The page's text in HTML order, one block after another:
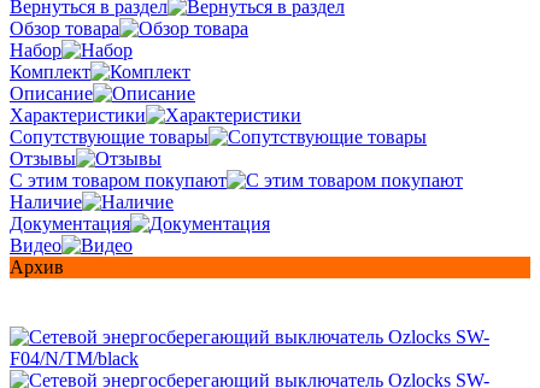
Вернуться в раздел
Обзор товара
Набор
Комплект
Описание
Характеристики
Сопутствующие товары
Отзывы
С этим товаром покупают
Наличие
Документация
Видео
Архив